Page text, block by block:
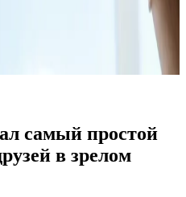
самый простой
в зрелом